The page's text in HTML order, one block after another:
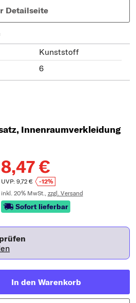
Detailseite
Kunststoff
6
Innenraumverkleidung
8,47 €
UVP: 9,72 €
-12%
inkl. 20% MwSt., zzgl. Versand
Sofort lieferbar
In den Warenkorb